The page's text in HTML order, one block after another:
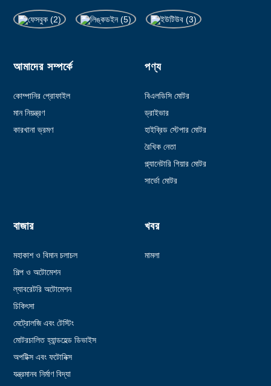
আমাদের সম্পর্কে
কোম্পানির প্রোফাইল
মান নিয়ন্ত্রণ
কারখানা ভ্রমণ
পণ্য
বিএলডিসি মোটর
ড্রাইভার
হাইব্রিড স্টেপার মোটর
রৈখিক নেতা
প্ল্যানেটারি গিয়ার মোটর
সার্ভো মোটর
বাজার
মহাকাশ ও বিমান চলাচল
শিল্প ও অটোমেশন
ল্যাবরেটরি অটোমেশন
চিকিৎসা
মেট্রোলজি এবং টেস্টিং
মোটরচালিত হ্যান্ডহেল্ড ডিভাইস
অপটিক্স এবং ফটোনিক্স
যন্ত্রমানব নির্মাণ বিদ্যা
খবর
মামলা